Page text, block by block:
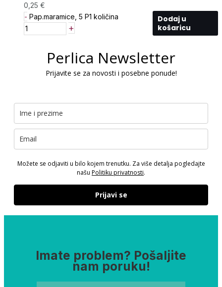
0,25 €
- Pap.maramice, 5 P1 količina
+
Dodaj u
košaricu
Perlica Newsletter
Prijavite se za novosti i posebne ponude!
Možete se odjaviti u bilo kojem trenutku. Za više detalja pogledajte
našu Politiku privatnosti.
Prijavi se
Imate problem? Pošaljite
nam poruku!